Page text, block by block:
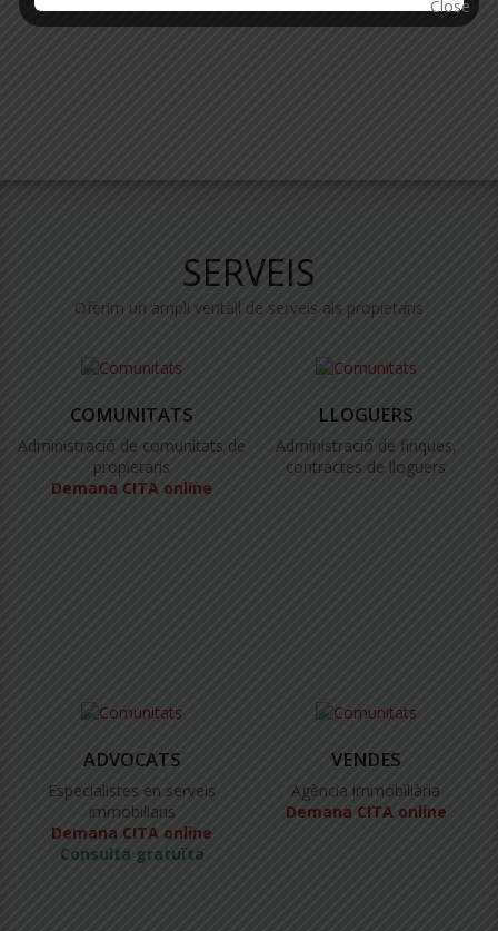
SERVEIS
Oferim un ampli ventall de serveis als propietaris
COMUNITATS
Administració de comunitats de
propietaris
Demana CITA online
LLOGUERS
Administració de finques,
contractes de lloguers
ADVOCATS
Especialistes en serveis
immobiliaris
Demana CITA online
Consulta gratuïta
VENDES
Agència immobiliària
Demana CITA online